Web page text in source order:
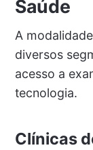
Saúde
A
diversos
acesso a
tecnologia.
Clínicas